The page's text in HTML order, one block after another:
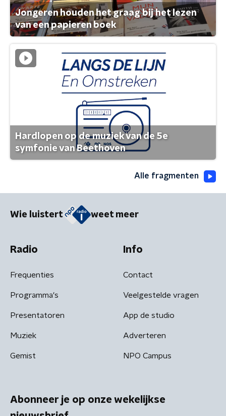
Jongeren houden het graag bij het lezen
van een papieren boek
Hardlopen op de muziek van de 5e
symfonie van Beethoven
Alle fragmenten
Wie luistert weet meer
Radio
Frequenties
Programma's
Presentatoren
Muziek
Gemist
Info
Contact
Veelgestelde vragen
App de studio
Adverteren
NPO Campus
Abonneer je op onze wekelijkse